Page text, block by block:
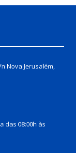
n Nova Jerusalém,
das 08:00h às